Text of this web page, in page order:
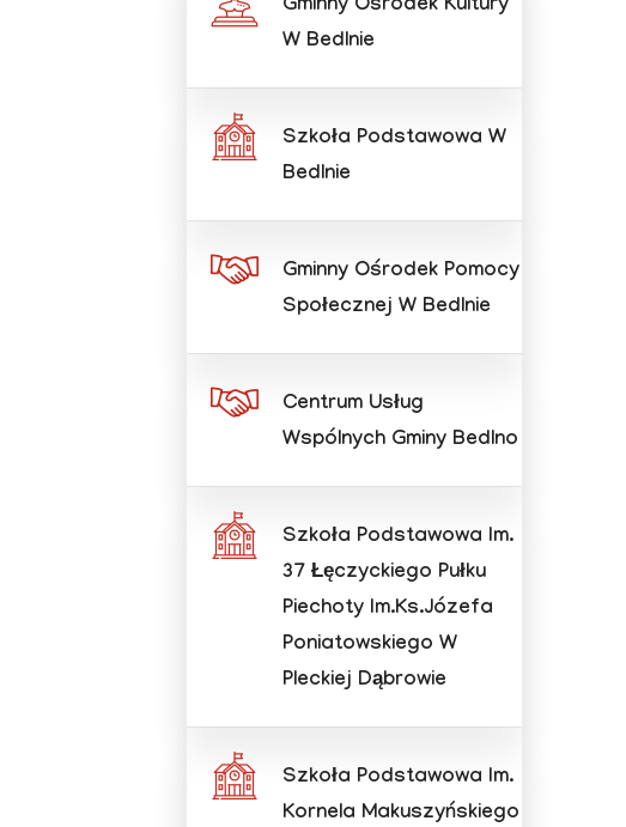
Gminny Ośrodek Kultury
W Bedlnie
Szkoła Podstawowa W
Bedlnie
Gminny Ośrodek Pomocy
Społecznej W Bedlnie
Centrum Usług
Wspólnych Gminy Bedlno
Szkoła Podstawowa Im.
37 Łęczyckiego Pułku
Piechoty Im.Ks.Józefa
Poniatowskiego W
Pleckiej Dąbrowie
Szkoła Podstawowa Im.
Kornela Makuszyńskiego